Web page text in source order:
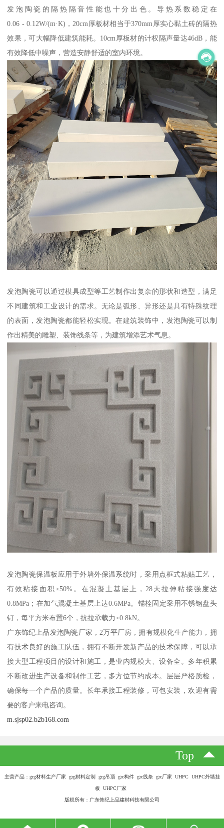
发泡陶瓷的隔热隔音性能也十分出色。导热系数稳定在
0.06 - 0.12W/(m·K)，20cm厚板材相当于370mm厚实心黏土砖的隔热
效果，可大幅降低建筑能耗。10cm厚板材的计权隔声量达46dB，能
有效降低中噪声，营造安静舒适的室内环境。
发泡陶瓷可以通过模具成型等工艺制作出复杂的形状和造型，满足
不同建筑和工业设计的需求。无论是弧形、异形还是具有特殊纹理
的表面，发泡陶瓷都能轻松实现。在建筑装饰中，发泡陶瓷可以制
作出精美的雕塑、装饰线条等，为建筑增添艺术气息。
发泡陶瓷保温板应用于外墙外保温系统时，采用点框式粘贴工艺，
有效粘接面积≥50%。在混凝土基层上，28天拉伸粘接强度达
0.8MPa；在加气混凝土基层上达0.6MPa。锚栓固定采用不锈钢盘头
钉，每平方米布置6个，抗拉承载力≥0.8kN。
广东饰纪上品发泡陶瓷厂家，2万平厂房，拥有规模化生产能力，拥
有技术良好的施工队伍，拥有不断开发新产品的技术保障，可以承
接大型工程项目的设计和施工，是业内规模大、设备全。多年积累
不断改进生产设备和制作工艺，多方位节约成本。层层严格质检，
确保每一个产品的质量。长年承接工程装修，可包安装，欢迎有需
要的客户来电咨询。
m.sjsp02.b2b168.com
Top
主营产品：grg材料生产厂家 grg材料定制 grg吊顶 grc构件 grc线条 grc厂家 UHPC UHPC外墙挂
板 UHPC厂家
版权所有：广东饰纪上品建材科技有限公司